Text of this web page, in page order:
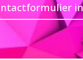
in